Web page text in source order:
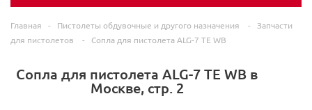
Главная - Пистолеты обдувочные и другого назначения -
Запчасти
для пистолетов
- Сопла для пистолета ALG-7 TE WB
Сопла для пистолета ALG-7 TE WB в
Москве, стр. 2